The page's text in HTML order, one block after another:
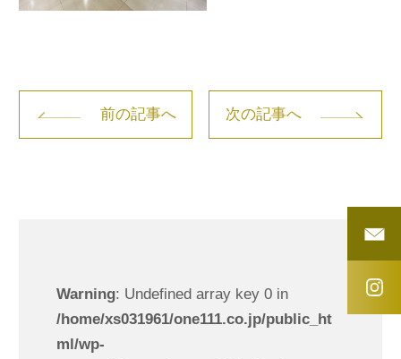
前の記事へ 次の記事へ
Warning: Undefined array key 0 in
/home/xs031961/one111.co.jp/public_ht
ml/wp-